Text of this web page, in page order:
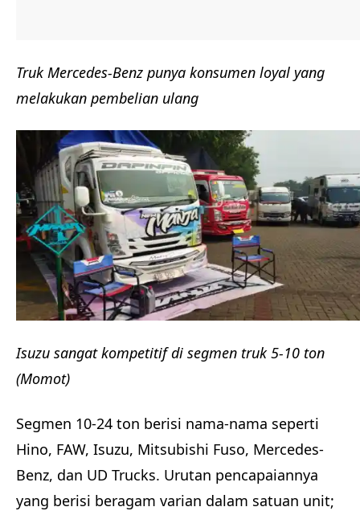
Truk Mercedes-Benz punya konsumen loyal yang
melakukan pembelian ulang
Isuzu sangat kompetitif di segmen truk 5-10 ton
(Momot)
Segmen 10-24 ton berisi nama-nama seperti
Hino, FAW, Isuzu, Mitsubishi Fuso, Mercedes-
Benz, dan UD Trucks. Urutan pencapaiannya
yang berisi beragam varian dalam satuan unit;